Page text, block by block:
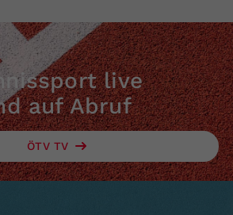
live
auf Abruf
ÖTV TV